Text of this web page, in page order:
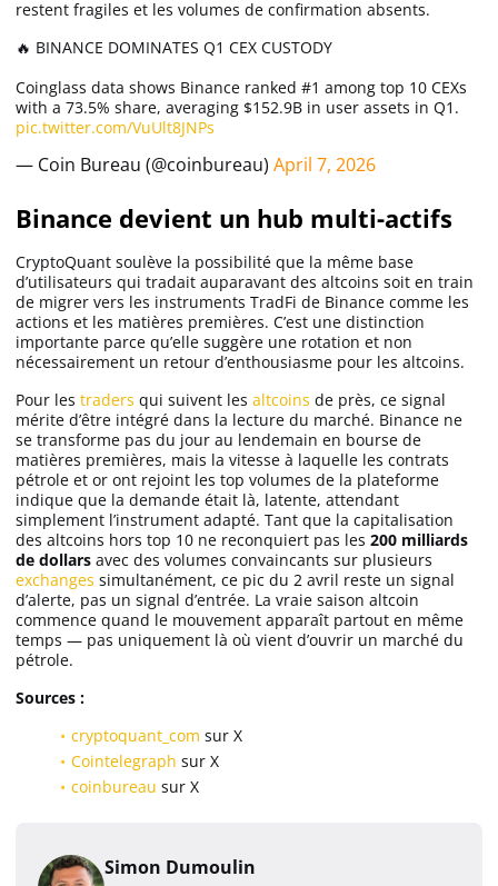
restent fragiles et les volumes de confirmation absents.
🔥 BINANCE DOMINATES Q1 CEX CUSTODY
Coinglass data shows Binance ranked #1 among top 10 CEXs
with a 73.5% share, averaging $152.9B in user assets in Q1.
pic.twitter.com/VuUlt8JNPs
— Coin Bureau (@coinbureau) April 7, 2026
Binance devient un hub multi-actifs
CryptoQuant soulève la possibilité que la même base
d’utilisateurs qui tradait auparavant des altcoins soit en train
de migrer vers les instruments TradFi de Binance comme les
actions et les matières premières. C’est une distinction
importante parce qu’elle suggère une rotation et non
nécessairement un retour d’enthousiasme pour les altcoins.
Pour les traders qui suivent les altcoins de près, ce signal
mérite d’être intégré dans la lecture du marché. Binance ne
se transforme pas du jour au lendemain en bourse de
matières premières, mais la vitesse à laquelle les contrats
pétrole et or ont rejoint les top volumes de la plateforme
indique que la demande était là, latente, attendant
simplement l’instrument adapté. Tant que la capitalisation
des altcoins hors top 10 ne reconquiert pas les 200 milliards
de dollars avec des volumes convaincants sur plusieurs
exchanges simultanément, ce pic du 2 avril reste un signal
d’alerte, pas un signal d’entrée. La vraie saison altcoin
commence quand le mouvement apparaît partout en même
temps — pas uniquement là où vient d’ouvrir un marché du
pétrole.
Sources :
cryptoquant_com sur X
Cointelegraph sur X
coinbureau sur X
Simon Dumoulin